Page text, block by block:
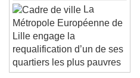
La
Métropole Européenne de
Lille engage la
requalification d’un de ses
quartiers les plus pauvres